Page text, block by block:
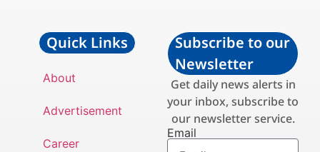
Quick Links
About
Advertisement
Career
Subscribe to our
Newsletter
Get daily news alerts in
your inbox, subscribe to
our newsletter service.
Email